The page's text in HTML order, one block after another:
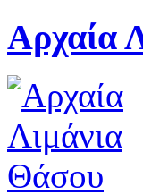
Αρχαία